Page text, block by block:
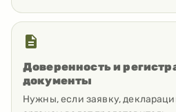
Доверенность и
документы
Нужны, если заявку,